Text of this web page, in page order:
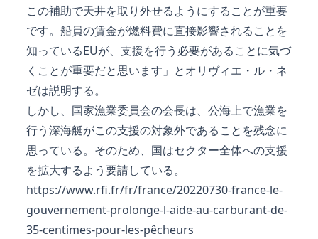
この補助で天井を取り外せるようにすることが重要
です。船員の賃金が燃料費に直接影響されることを
知っているEUが、支援を行う必要があることに気づ
くことが重要だと思います」とオリヴィエ・ル・ネ
ゼは説明する。
しかし、国家漁業委員会の会長は、公海上で漁業を
行う深海艇がこの支援の対象外であることを残念に
思っている。そのため、国はセクター全体への支援
を拡大するよう要請している。
https://www.rfi.fr/fr/france/20220730-france-le-
gouvernement-prolonge-l-aide-au-carburant-de-
35-centimes-pour-les-pêcheurs